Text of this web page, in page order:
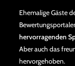
Ehemalige Gäste
hervorragenden
Aber auch das
hervorgehoben.